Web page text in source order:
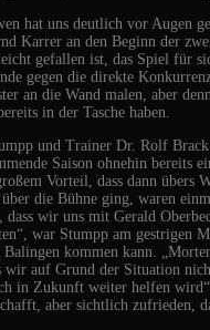
hat uns deutlich vor Augen
Karrer an den Beginn der
gefallen ist, das Spiel für
gegen die direkte
an die Wand malen, aber
in der Tasche haben.
und Trainer Dr. Rolf
Saison ohnehin bereits
Vorteil, dass dann übers
die Bühne ging, waren
wir uns mit Gerald
war Stumpp am gestrigen
kommen kann.
wir auf Grund der Situation
in Zukunft weiter helfen
aber sichtlich zufrieden,